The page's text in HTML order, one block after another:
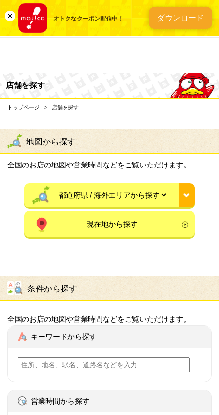
オトクなクーポン配信中！ ダウンロード
総合ディスカウント
店舗を探す
トップページ 店舗を探す
地図から探す
全国のお店の地図や営業時間などをご覧いただけます。
現在地から探す
条件から探す
全国のお店の地図や営業時間などをご覧いただけます。
キーワードから探す
営業時間から探す